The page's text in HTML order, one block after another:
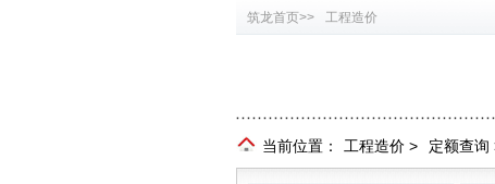
筑龙首页>> 工程造价
当前位置： 工程造价 > 定额查询